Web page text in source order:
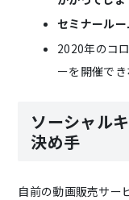
セミナール
2020年のコ
ーを開催で
ソーシャル
決め手
自前の動画販売サー